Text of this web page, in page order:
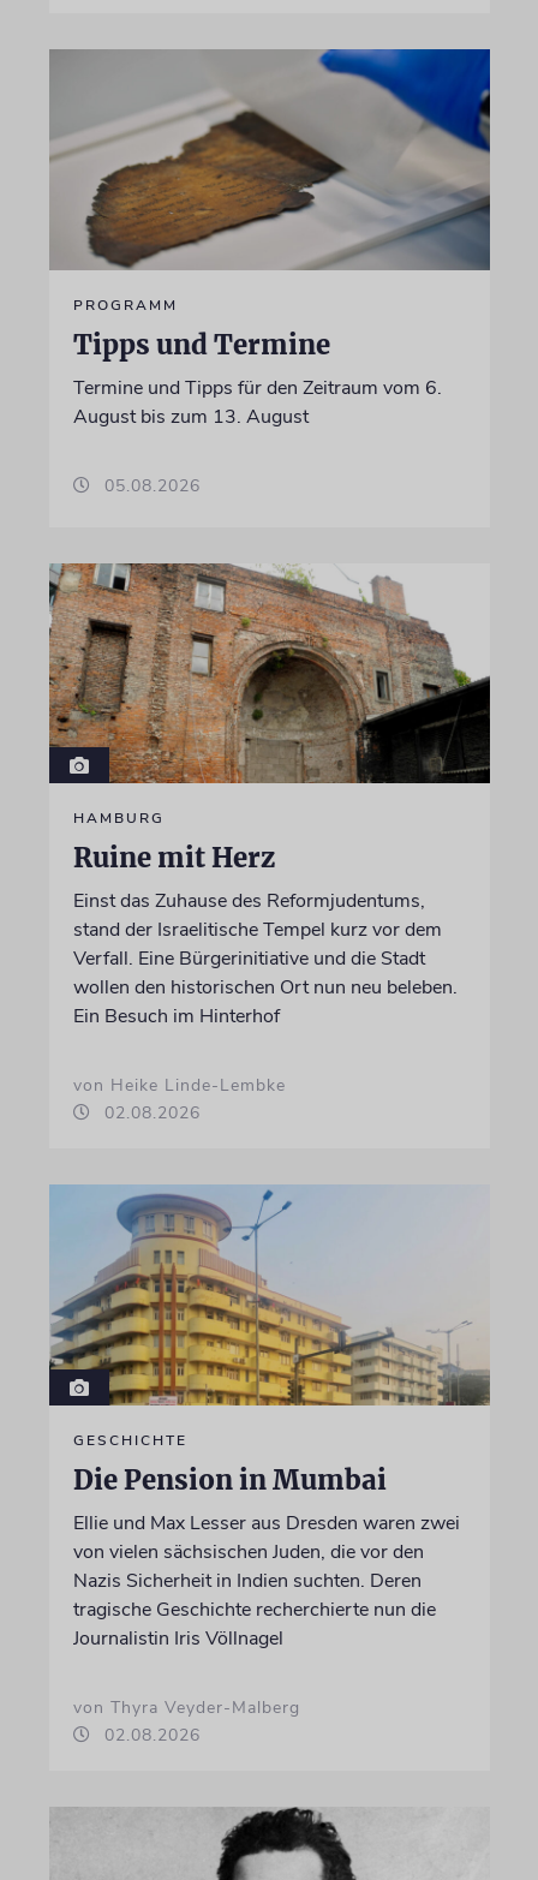
PROGRAMM
Tipps und Termine
Termine und Tipps für den Zeitraum vom 6.
August bis zum 13. August
05.08.2026
HAMBURG
Ruine mit Herz
Einst das Zuhause des Reformjudentums,
stand der Israelitische Tempel kurz vor dem
Verfall. Eine Bürgerinitiative und die Stadt
wollen den historischen Ort nun neu beleben.
Ein Besuch im Hinterhof
von Heike Linde-Lembke
02.08.2026
GESCHICHTE
Die Pension in Mumbai
Ellie und Max Lesser aus Dresden waren zwei
von vielen sächsischen Juden, die vor den
Nazis Sicherheit in Indien suchten. Deren
tragische Geschichte recherchierte nun die
Journalistin Iris Völlnagel
von Thyra Veyder-Malberg
02.08.2026